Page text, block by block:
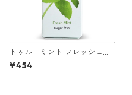
トゥルーミント フレッシュミ
ント［プラントベース パステ
ィーユ］ 1個
¥454